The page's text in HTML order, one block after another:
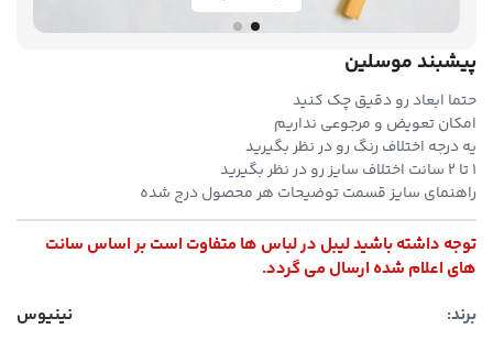
پیشبند موسلین
حتما ابعاد رو دقیق چک کنید
امکان تعویض و مرجوعی نداریم
یه درجه اختلاف رنگ رو در نظر بگیرید
۱ تا ۲ سانت اختلاف سایز رو در نظر بگیرید
راهنمای سایز قسمت توضیحات هر محصول درج شده
توجه داشته باشید لیبل در لباس ها متفاوت است بر اساس سانت
های اعلام شده ارسال می گردد.
برند:
نینیوس